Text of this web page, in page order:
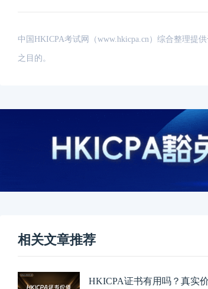
中国HKICPA考试网（www.hkicpa.cn）综合整理提
之目的。
相关文章推荐
HKICPA证书有用吗？真实